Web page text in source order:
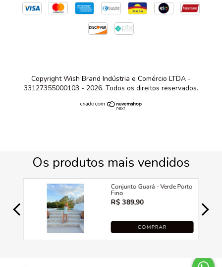
Copyright Wish Brand Indústria e Comércio LTDA -
33127355000103 - 2026. Todos os direitos reservados.